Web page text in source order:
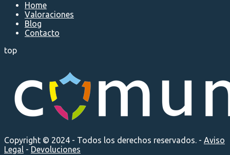
Home
Valoraciones
Blog
Contacto
top
Copyright © 2024 - Todos los derechos reservados. - Aviso
Legal - Devoluciones